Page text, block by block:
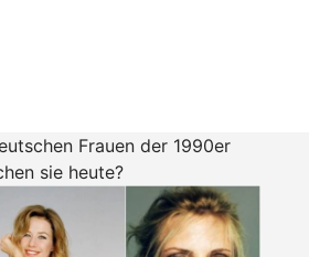
Frauen der 1990er
sie heute?